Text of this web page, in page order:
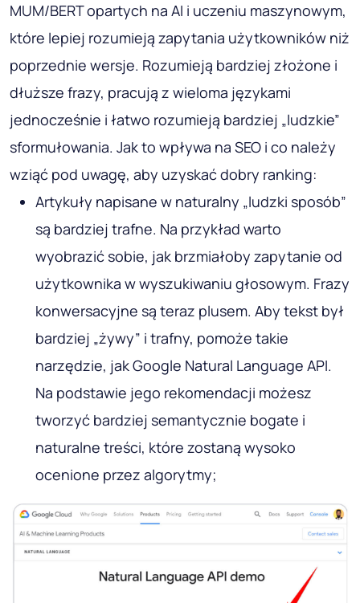
MUM/BERT opartych na AI i uczeniu maszynowym,
które lepiej rozumieją zapytania użytkowników niż
poprzednie wersje. Rozumieją bardziej złożone i
dłuższe frazy, pracują z wieloma językami
jednocześnie i łatwo rozumieją bardziej „ludzkie”
sformułowania. Jak to wpływa na SEO i co należy
wziąć pod uwagę, aby uzyskać dobry ranking:
Artykuły napisane w naturalny „ludzki sposób”
są bardziej trafne. Na przykład warto
wyobrazić sobie, jak brzmiałoby zapytanie od
użytkownika w wyszukiwaniu głosowym. Frazy
konwersacyjne są teraz plusem. Aby tekst był
bardziej „żywy” i trafny, pomoże takie
narzędzie, jak Google Natural Language API.
Na podstawie jego rekomendacji możesz
tworzyć bardziej semantycznie bogate i
naturalne treści, które zostaną wysoko
ocenione przez algorytmy;